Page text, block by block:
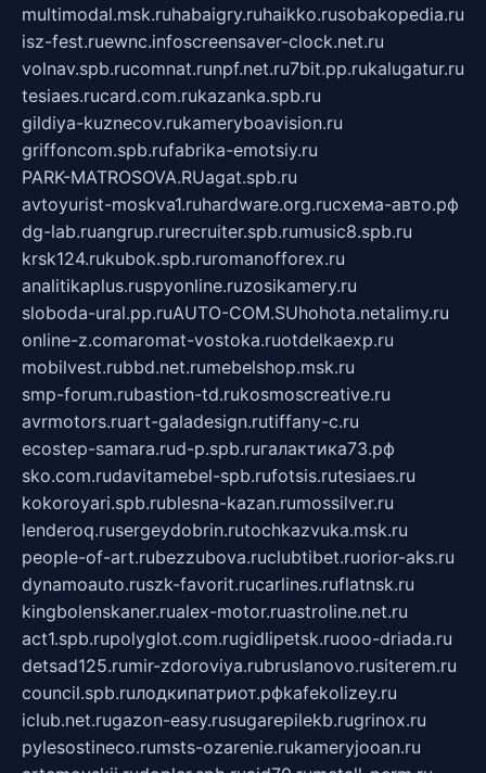
multimodal.msk.ruhabaigry.ruhaikko.rusobakopedia.ru
isz-fest.ruewnc.infoscreensaver-clock.net.ru
volnav.spb.rucomnat.runpf.net.ru7bit.pp.rukalugatur.ru
tesiaes.rucard.com.rukazanka.spb.ru
gildiya-kuznecov.rukameryboavision.ru
griffoncom.spb.rufabrika-emotsiy.ru
PARK-MATROSOVA.RUagat.spb.ru
avtoyurist-moskva1.ruhardware.org.ruсхема-авто.рф
dg-lab.ruangrup.rurecruiter.spb.rumusic8.spb.ru
krsk124.rukubok.spb.ruromanofforex.ru
analitikaplus.ruspyonline.ruzosikamery.ru
sloboda-ural.pp.ruAUTO-COM.SUhohota.netalimy.ru
online-z.comaromat-vostoka.ruotdelkaexp.ru
mobilvest.rubbd.net.rumebelshop.msk.ru
smp-forum.rubastion-td.rukosmoscreative.ru
avrmotors.ruart-galadesign.rutiffany-c.ru
ecostep-samara.rud-p.spb.ruгалактика73.рф
sko.com.rudavitamebel-spb.rufotsis.rutesiaes.ru
kokoroyari.spb.rublesna-kazan.rumossilver.ru
lenderoq.rusergeydobrin.rutochkazvuka.msk.ru
people-of-art.rubezzubova.ruclubtibet.ruorior-aks.ru
dynamoauto.ruszk-favorit.rucarlines.ruflatnsk.ru
kingbolenskaner.rualex-motor.ruastroline.net.ru
act1.spb.rupolyglot.com.rugidlipetsk.ruooo-driada.ru
detsad125.rumir-zdoroviya.rubruslanovo.rusiterem.ru
council.spb.ruлодкипатриот.рфkafekolizey.ru
iclub.net.rugazon-easy.rusugarepilekb.rugrinox.ru
pylesostineco.rumsts-ozarenie.rukameryjooan.ru